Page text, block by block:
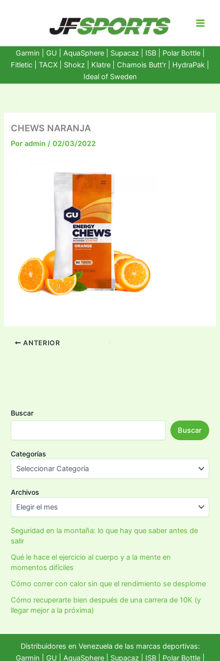
Garmin GU AquaSphere| Supacaz | ISB | Polar Bottle|
Fitletic
TACX Shokz Klatre Chamois Butt'r HydraPak
Ideal of Sweden
CHEWS NARANJA
Poradmin/02/03/2022
ANTERIOR
Buscar
Buscar
Categorías
Archivos
Seguridad en la montaña: lo que hay que saber antes de
salir
Qué le hace el ejercicio al cuerpo y a la mente en
momentos difíciles
Cómo correr con calor sin que el rendimiento se desplome
Cómo recuperarte bien después de una carrera de 10K (y
llegar mejor a la próxima)
Distribuidores en Venezuela de las marcas deportivas:
Garmin
GU AquaSphere| Supacaz | ISB | Polar Bottle|